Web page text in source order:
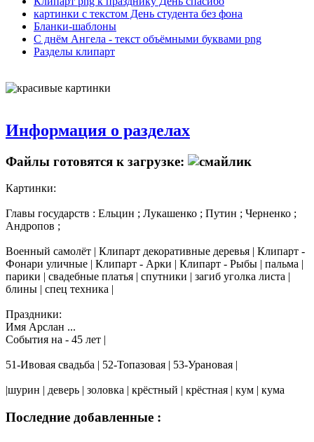
картинки с текстом День студента без фона
Бланки-шаблоны
С днём Ангела - текст объёмными буквами png
Разделы клипарт
Информация о разделах
Файлы готовятся к загрузке:
Картинки:
Главы государств : Ельцин ; Лукашенко ; Путин ; Черненко ;
Андропов ;
Военный самолёт | Клипарт декоративные деревья | Клипарт -
Фонари уличные | Клипарт - Арки | Клипарт - Рыбы | пальма |
парики | свадебные платья | спутники | загиб уголка листа |
блины | спец техника |
Праздники:
Имя Арслан ...
События на - 45 лет |
51-Ивовая свадьба | 52-Топазовая | 53-Урановая |
|шурин | деверь | золовка | крёстный | крёстная | кум | кума
Последние добавленные :